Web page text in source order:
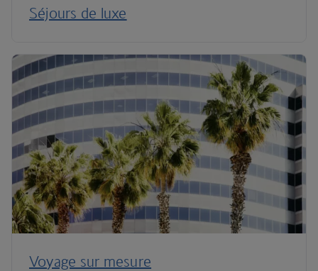
Séjours de luxe
Voyage sur mesure